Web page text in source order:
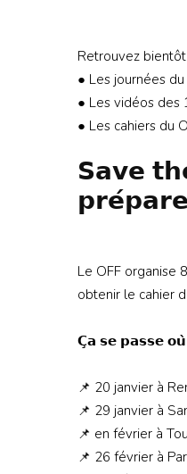
Retrouvez bientôt
● Les journées
● Les vidéos des
● Les cahiers du
𝗦𝗮𝘃𝗲
Le OFF organise
obtenir le cahier
𝗖̧𝗮 𝘀𝗲 𝗽𝗮𝘀𝘀𝗲
📌 20 janvier à
📌 29 janvier à
📌 en février à
📌 26 février à